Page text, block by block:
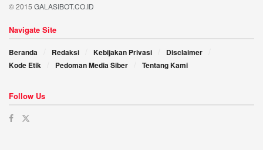
© 2015 GALASIBOT.CO.ID
Navigate Site
Beranda Redaksi Kebijakan Privasi
Disclaimer
Kode Etik
Pedoman Media Siber Tentang Kami
Follow Us